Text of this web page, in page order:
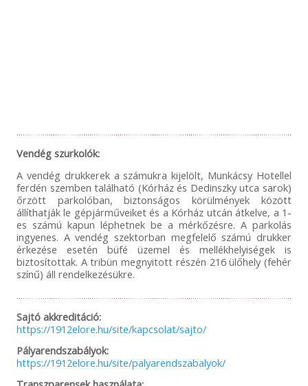
Vendég szurkolók:
A vendég drukkerek a számukra kijelölt, Munkácsy Hotellel
ferdén szemben található (Kórház és Dedinszky utca sarok)
őrzött parkolóban, biztonságos körülmények között
állíthatják le gépjárműveiket és a Kórház utcán átkelve, a 1-
es számú kapun léphetnek be a mérkőzésre. A parkolás
ingyenes. A vendég szektorban megfelelő számú drukker
érkezése esetén büfé üzemel és mellékhelyiségek is
biztosítottak. A tribün megnyitott részén 216 ülőhely (fehér
színű) áll rendelkezésükre.
Sajtó akkreditáció:
https://1912elore.hu/site/kapcsolat/sajto/
Pályarendszabályok:
https://1912elore.hu/site/palyarendszabalyok/